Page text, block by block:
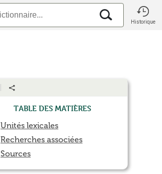
Historique
Table des matières
Unités lexicales
Recherches associées
Sources